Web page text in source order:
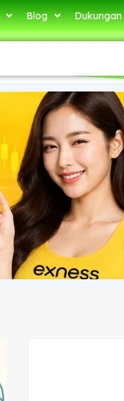
Blog Dukungan